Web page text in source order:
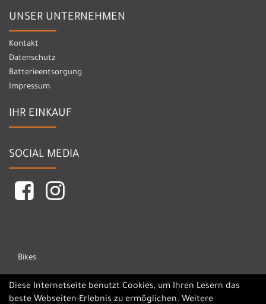
UNSER UNTERNEHMEN
Kontakt
Datenschutz
Batterieentsorgung
Impressum
IHR EINKAUF
SOCIAL MEDIA
Bikes
Marken
Diese Internetseite benutzt Cookies, um Ihren Lesern das
beste Webseiten-Erlebnis zu ermöglichen. Weitere